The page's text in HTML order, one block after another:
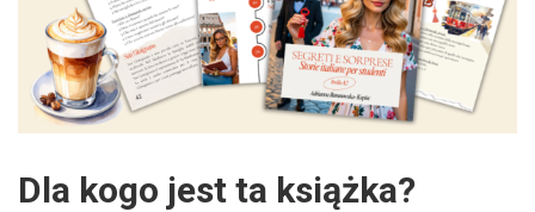
Dla kogo jest ta książka?